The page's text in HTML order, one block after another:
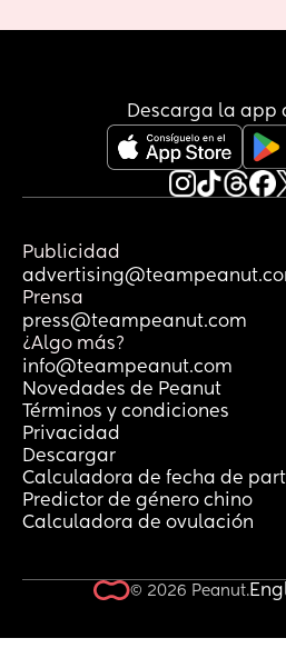
Descarga la app
Publicidad
Prensa
press@teampeanut.com
¿Algo más?
info@teampeanut.com
Novedades de Peanut
Términos y condiciones
Privacidad
Descargar
Calculadora de fecha de
Predictor de género chino
Calculadora de ovulación
© 2026 Peanut.